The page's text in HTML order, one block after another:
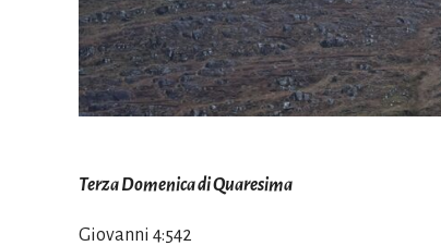
Terza Domenica di Quaresima
Giovanni 4:542